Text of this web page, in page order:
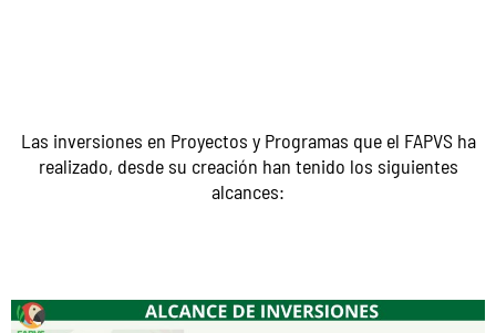
Las inversiones en Proyectos y Programas que el FAPVS ha
realizado, desde su creación han tenido los siguientes
alcances: